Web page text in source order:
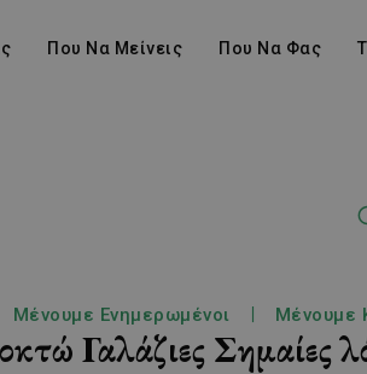
Που Να Μείνεις Που Να Φας
Μένουμε Ενημερωμένοι Μένουμε
Γαλάζιες Σημαίες